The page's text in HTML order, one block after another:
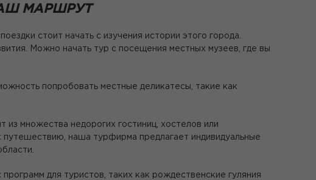
МАРШРУТ
стоит начать с изучения истории этого города.
Можно начать тур с посещения местных музеев, где вы
попробовать местные деликатесы, такие как
множества недорогих гостиниц, хостелов или
путешествию, наша турфирма предлагает индивидуальные
для туристов, таких как рождественские гуляния